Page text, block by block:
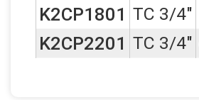
K2CP1801 TC 3/4"
K2CP2201 TC 3/4"